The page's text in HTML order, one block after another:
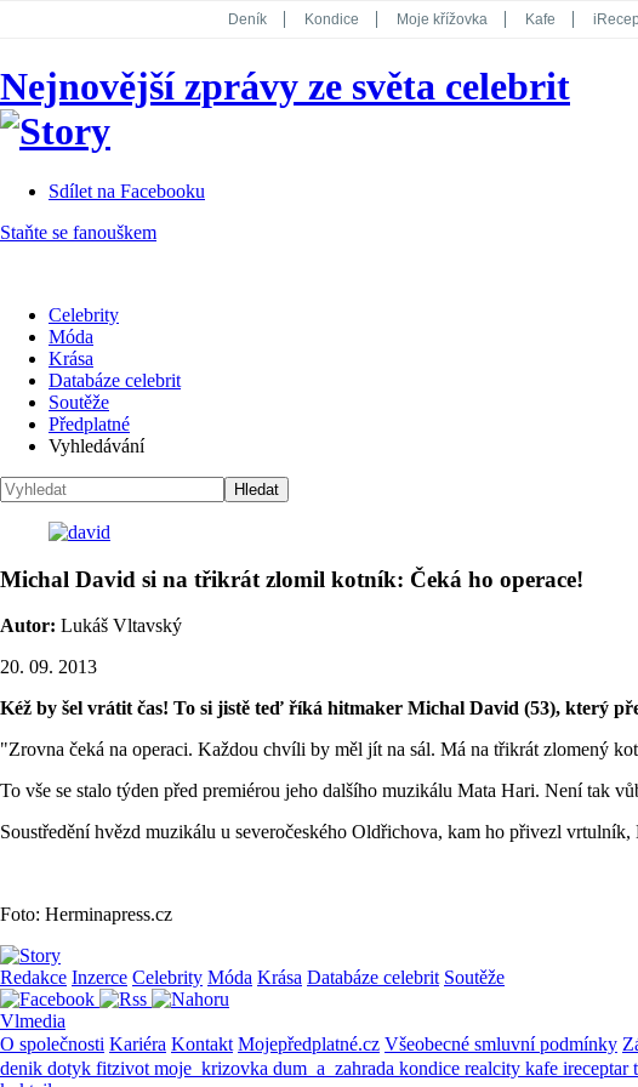
Deník Kondice Moje křížovka Kafe
Koktejl
Nejnovější zprávy ze světa celebrit
Sdílet na Facebooku
Staňte se fanouškem
Celebrity
Móda
Krása
Databáze celebrit
Soutěže
Předplatné
Vyhledávání
Michal David si na třikrát zlomil kotník: Čeká ho operace!
Autor: Lukáš Vltavský
20. 09. 2013
Kéž by šel vrátit čas! To si jistě teď říká hitmaker Michal David (53), který
"Zrovna čeká na operaci. Každou chvíli by měl jít na sál. Má na třikrát zlomený
To vše se stalo týden před premiérou jeho dalšího muzikálu Mata Hari. Není tak
Soustředění hvězd muzikálu u severočeského Oldřichova, kam ho přivezl
Foto: Herminapress.cz
Redakce Inzerce Celebrity Móda Krása Databáze celebrit Soutěže
Vlmedia
O společnosti Kariéra Kontakt Mojepředplatné.cz Všeobecné smluvní podmínky
denik dotyk fitzivot moje_krizovka dum_a_zahrada kondice realcity kafe ireceptar